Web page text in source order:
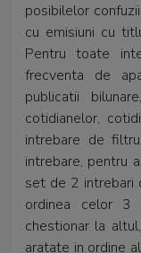
posibilelor
cu emisiuni cu
Pentru toate
frecventa de
publicatii
cotidianelor,
intrebare de
intrebare, pentru
set de 2 intrebari
ordinea celor 3
chestionar la
aratate in ordine